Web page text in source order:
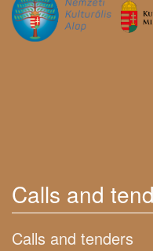
Calls and
Calls and tenders